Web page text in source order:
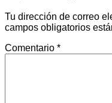
Tu dirección de correo
campos obligatorios
Comentario *